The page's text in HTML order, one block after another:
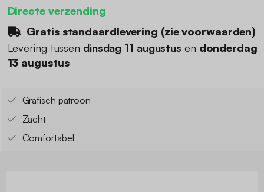
Directe verzending
Gratis standaardlevering (zie voorwaarden)
Levering tussen dinsdag 11 augustus en donderdag
13 augustus
Grafisch patroon
Zacht
Comfortabel